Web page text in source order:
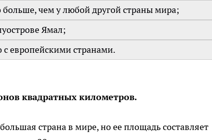
чем у любой другой страны мира;
Ямал;
с европейскими странами.
квадратных километров.
страна в мире, но ее площадь составляет